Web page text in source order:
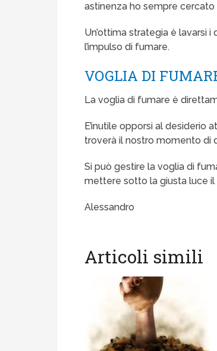
astinenza ho sempre
Un’ottima strategia è lavarsi
l’impulso di fumare.
VOGLIA DI
La voglia di fumare è
E’inutile opporsi al desiderio
troverà il nostro momento di
Si può gestire la voglia di
mettere sotto la giusta luce il
Alessandro
Articoli simili